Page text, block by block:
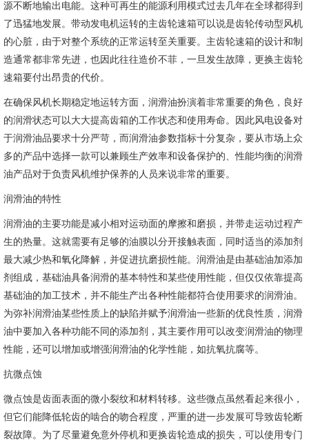
源不断地输出电能。这种可再生的能源利用模式过去几年在全球都得到
了迅猛地发展。带动发电机运转的主齿轮速箱可以说是齿轮传动型风机
的心脏，由于对整个系统的正常运转至关重要。主齿轮速箱的设计和制
造通常都非常先进，也因此往往造价不菲，一旦发生故障，更换主齿轮
速箱要付出昂贵的代价。
在确保风机长期稳定地运转方面，润滑油扮演着非常重要的角色，良好
的润滑状态可以大大提高齿箱的工作状态和使用寿命。因此风电设备对
于润滑油品要求十分严苛，而润滑油参数指标十分复杂，要从市场上众
多的产品中选择一款可以兼顾生产效率和设备保护的、性能均衡的润滑
油产品对于负责风机维护保养的人员来说非常的重要。
润滑油的特性
润滑油的主要功能是减小相对运动面的摩擦和磨损，并带走运动过程产
生的热量。这就需要有足够的油膜以分开接触表面，同时适当的添加剂
最大减少热和氧化降解，并促进抗磨损性能。润滑油是由基础油加添加
剂组成，基础油具备润滑的基本特性和某些使用性能，但仅仅依靠提高
基础油的加工技术，并不能生产出各种性能都符合使用要求的润滑油。
为弥补润滑油某些性质上的缺陷并赋予润滑油一些新的优良性质，润滑
油中要加入各种功能不同的添加剂，其主要作用可以改变润滑油的物理
性能，还可以增加或增强润滑油的化学性能，如抗氧抗腐等。
抗微点蚀
微点蚀是齿面表面的微小裂纹和材料转移。这些微点虽然看起来很小，
但它们能降低轮齿的啮合的吻合程度，严重的进一步发展可导致齿轮断
裂故障。为了尽量避免意外停机和更换齿轮造成的损失，可以使用专门